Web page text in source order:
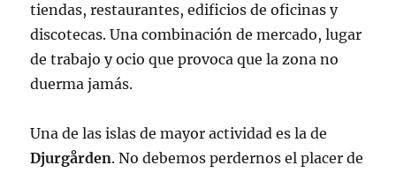
tiendas, restaurantes, edificios de oficinas y
discotecas. Una combinación de mercado, lugar
de trabajo y ocio que provoca que la zona no
duerma jamás.
Una de las islas de mayor actividad es la de
Djurgården. No debemos perdernos el placer de